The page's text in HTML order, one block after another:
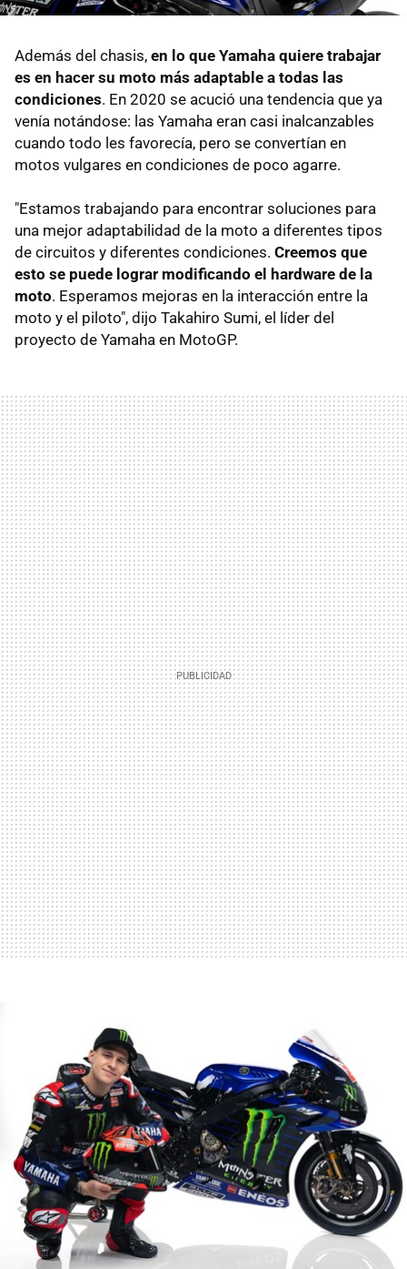
Además del chasis, en lo que Yamaha quiere trabajar
es en hacer su moto más adaptable a todas las
condiciones. En 2020 se acució una tendencia que ya
venía notándose: las Yamaha eran casi inalcanzables
cuando todo les favorecía, pero se convertían en
motos vulgares en condiciones de poco agarre.
"Estamos trabajando para encontrar soluciones para
una mejor adaptabilidad de la moto a diferentes tipos
de circuitos y diferentes condiciones. Creemos que
esto se puede lograr modificando el hardware de la
moto. Esperamos mejoras en la interacción entre la
moto y el piloto", dijo Takahiro Sumi, el líder del
proyecto de Yamaha en MotoGP.